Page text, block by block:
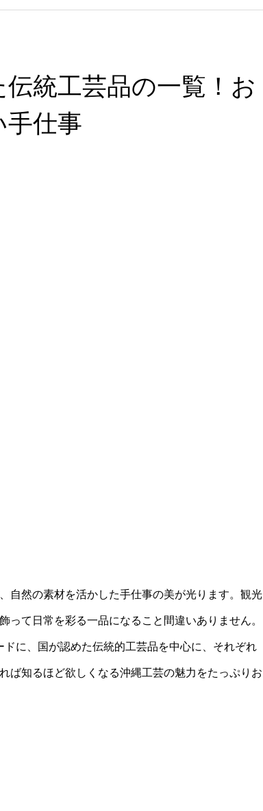
統工芸品の一覧！お
手仕事
自然の素材を活かした手仕事の美が光ります。観光
て日常を彩る一品になること間違いありません。
に、国が認めた伝統的工芸品を中心に、それぞれ
ば知るほど欲しくなる沖縄工芸の魅力をたっぷりお